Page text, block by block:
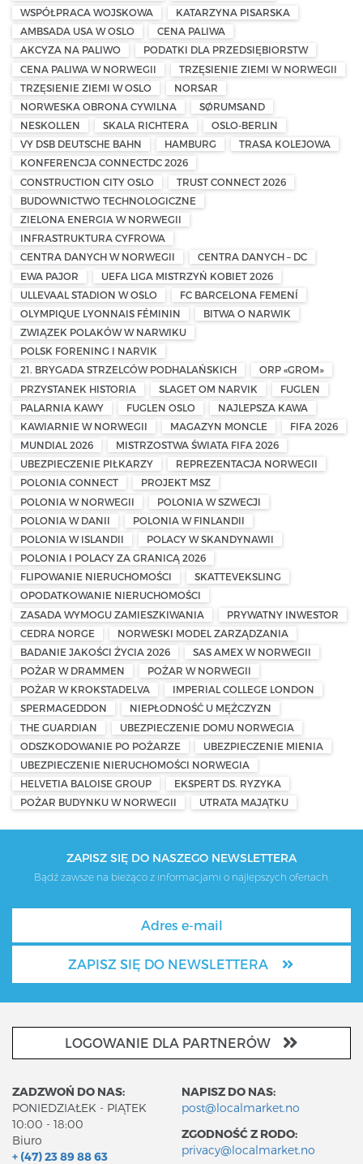
WSPÓŁPRACA WOJSKOWA
KATARZYNA PISARSKA
AMBSADA USA W OSLO
CENA PALIWA
AKCYZA NA PALIWO
PODATKI DLA PRZEDSIĘBIORSTW
CENA PALIWA W NORWEGII
TRZĘSIENIE ZIEMI W NORWEGII
TRZĘSIENIE ZIEMI W OSLO
NORSAR
NORWESKA OBRONA CYWILNA
SØRUMSAND
NESKOLLEN
SKALA RICHTERA
OSLO-BERLIN
VY DSB DEUTSCHE BAHN
HAMBURG
TRASA KOLEJOWA
KONFERENCJA CONNECTDC 2026
CONSTRUCTION CITY OSLO
TRUST CONNECT 2026
BUDOWNICTWO TECHNOLOGICZNE
ZIELONA ENERGIA W NORWEGII
INFRASTRUKTURA CYFROWA
CENTRA DANYCH W NORWEGII
CENTRA DANYCH – DC
EWA PAJOR
UEFA LIGA MISTRZYŃ KOBIET 2026
ULLEVAAL STADION W OSLO
FC BARCELONA FEMENÍ
OLYMPIQUE LYONNAIS FÉMININ
BITWA O NARWIK
ZWIĄZEK POLAKÓW W NARWIKU
POLSK FORENING I NARVIK
21. BRYGADA STRZELCÓW PODHALAŃSKICH
ORP «GROM»
PRZYSTANEK HISTORIA
SLAGET OM NARVIK
FUGLEN
PALARNIA KAWY
FUGLEN OSLO
NAJLEPSZA KAWA
KAWIARNIE W NORWEGII
MAGAZYN MONCLE
FIFA 2026
MUNDIAL 2026
MISTRZOSTWA ŚWIATA FIFA 2026
UBEZPIECZENIE PIŁKARZY
REPREZENTACJA NORWEGII
POLONIA CONNECT
PROJEKT MSZ
POLONIA W NORWEGII
POLONIA W SZWECJI
POLONIA W DANII
POLONIA W FINLANDII
POLONIA W ISLANDII
POLACY W SKANDYNAWII
POLONIA I POLACY ZA GRANICĄ 2026
FLIPOWANIE NIERUCHOMOŚCI
SKATTEVEKSLING
OPODATKOWANIE NIERUCHOMOŚCI
ZASADA WYMOGU ZAMIESZKIWANIA
PRYWATNY INWESTOR
CEDRA NORGE
NORWESKI MODEL ZARZĄDZANIA
BADANIE JAKOŚCI ŻYCIA 2026
SAS AMEX W NORWEGII
POŻAR W DRAMMEN
POŻAR W NORWEGII
POŻAR W KROKSTADELVA
IMPERIAL COLLEGE LONDON
SPERMAGEDDON
NIEPŁODNOŚĆ U MĘŻCZYZN
THE GUARDIAN
UBEZPIECZENIE DOMU NORWEGIA
ODSZKODOWANIE PO POŻARZE
UBEZPIECZENIE MIENIA
UBEZPIECZENIE NIERUCHOMOŚCI NORWEGIA
HELVETIA BALOISE GROUP
EKSPERT DS. RYZYKA
POŻAR BUDYNKU W NORWEGII
UTRATA MAJĄTKU
ZAPISZ SIĘ DO NASZEGO NEWSLETTERA
Bądź zawsze na bieżąco z informacjami o najlepszych ofertach.
ZAPISZ SIĘ DO NEWSLETTERA
LOGOWANIE DLA PARTNERÓW
ZADZWOŃ DO NAS:
PONIEDZIAŁEK - PIĄTEK
10:00 - 18:00
Biuro
+ (47) 23 89 88 63
NAPISZ DO NAS:
post@localmarket.no
ZGODNOŚĆ Z RODO:
privacy@localmarket.no